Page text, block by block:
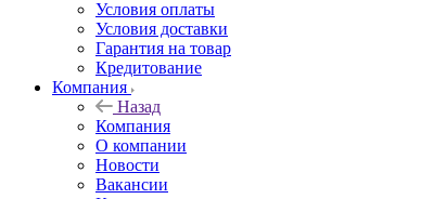
Условия оплаты
Условия доставки
Гарантия на товар
Кредитование
Компания
Назад
Компания
О компании
Новости
Вакансии